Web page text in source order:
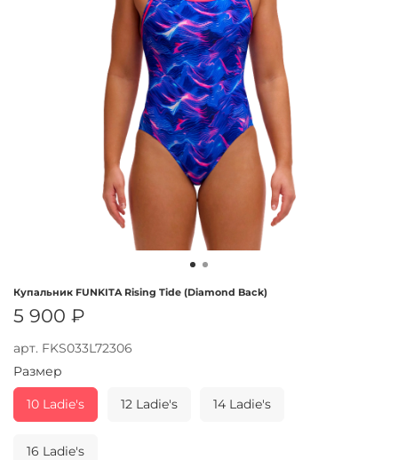
арт. FKS033L72306
Купальник FUNKITA Rising Tide (Diamond Back)
5 900 ₽
Размер
10 Ladie's 12 Ladie's 14 Ladie's
16 Ladie's